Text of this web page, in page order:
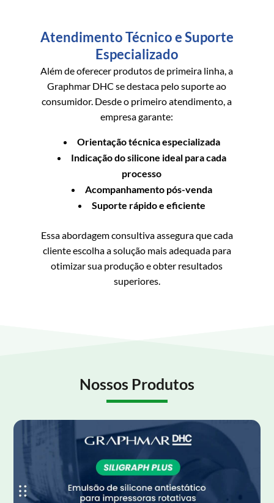
Atendimento Técnico e Suporte
Especializado
Além de oferecer produtos de primeira linha, a
Graphmar DHC se destaca pelo suporte ao
consumidor. Desde o primeiro atendimento, a
empresa garante:
Orientação técnica especializada
Indicação do silicone ideal para cada
processo
Acompanhamento pós-venda
Suporte rápido e eficiente
Essa abordagem consultiva assegura que cada
cliente escolha a solução mais adequada para
otimizar sua produção e obter resultados
superiores.
Nossos Produtos